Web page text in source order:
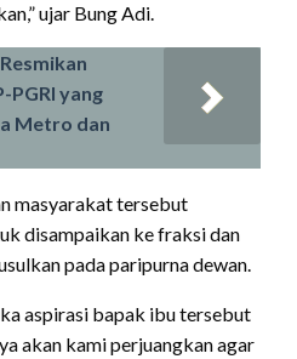
ujar Bung Adi.
PGRI yang
Metro dan
masyarakat tersebut
disampaikan ke fraksi dan
pada paripurna dewan.
aspirasi bapak ibu tersebut
akan kami perjuangkan agar